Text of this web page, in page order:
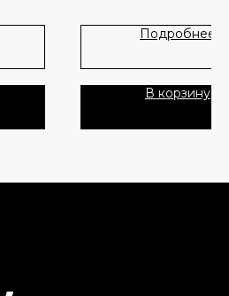
Подробнее
В корзину